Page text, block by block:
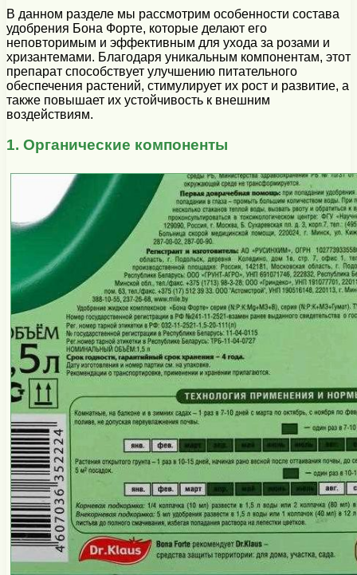
В данном разделе мы рассмотрим особенности состава
удобрения Бона Форте, которые делают его
неповторимым и эффективным для ухода за розами и
хризантемами. Благодаря уникальным компонентам, этот
препарат способствует улучшению питательного
обеспечения растений, стимулирует их рост и развитие, а
также повышает их устойчивость к внешним
воздействиям.
1. Органические компоненты